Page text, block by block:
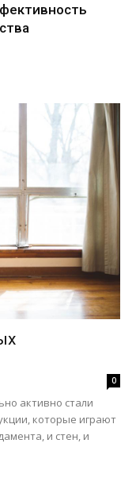
0
активно стали
которые играют
и стен, и